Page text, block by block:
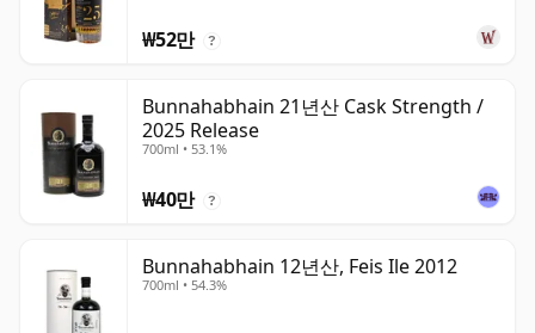
₩52만 ?
Bunnahabhain 21년산 Cask Strength /
2025 Release
700ml • 53.1%
₩40만 ?
Bunnahabhain 12년산, Feis Ile 2012
700ml • 54.3%